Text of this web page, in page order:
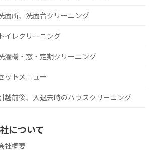
面所、洗面台クリーニング
トイレクリーニング
濯機・窓・定期クリーニング
ットメニュー
越前後、入退去時のハウスクリーニング
について
社概要